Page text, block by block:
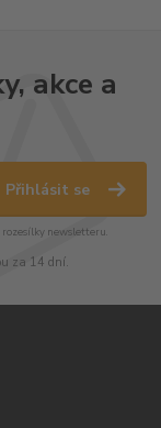
akce a
Přihlásit se
newsletteru.
za 14 dní.